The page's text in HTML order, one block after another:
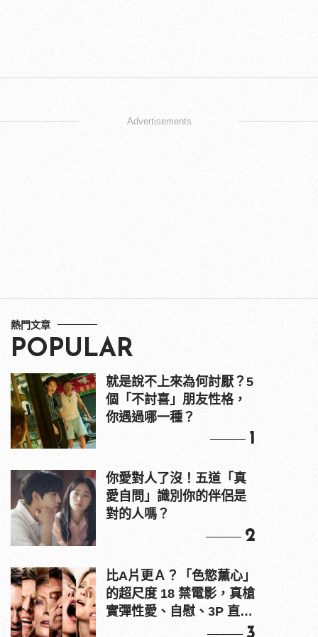
Advertisements
熱門文章
POPULAR
就是說不上來為何討厭？5
個「不討喜」朋友性格，
你遇過哪一種？
1
你愛對人了沒！五道「真
愛自問」識別你的伴侶是
對的人嗎？
2
比A片更Ａ？「色慾薰心」
的超尺度 18 禁電影，真槍
實彈性愛、自慰、3P 直接